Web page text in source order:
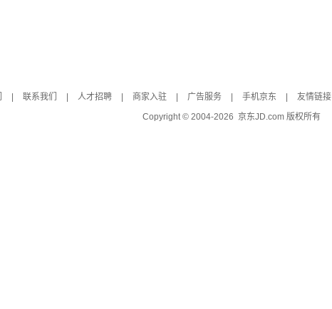
联系我们 人才招聘 商家入驻 广告服务 手机京东 友情链接
Copyright © 2004-2026 京东JD.com 版权所有